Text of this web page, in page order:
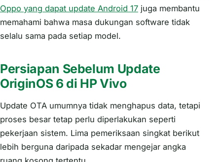
Oppo yang dapat update Android 17 juga membantu
memahami bahwa masa dukungan software tidak
selalu sama pada setiap model.
Persiapan Sebelum Update
OriginOS 6 di HP Vivo
Update OTA umumnya tidak menghapus data, tetapi
proses besar tetap perlu diperlakukan seperti
pekerjaan sistem. Lima pemeriksaan singkat berikut
lebih berguna daripada sekadar mengejar angka